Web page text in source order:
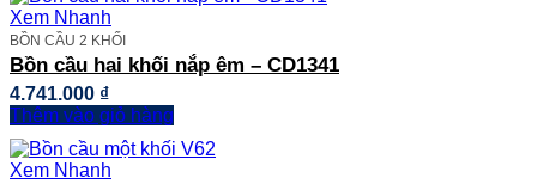
Xem Nhanh
BỒN CẦU 2 KHỐI
Bồn cầu hai khối nắp êm – CD1341
4.741.000 ₫
Thêm vào giỏ hàng
Xem Nhanh